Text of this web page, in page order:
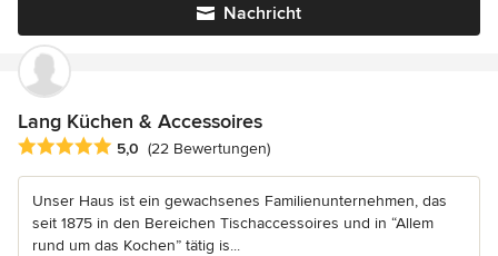
Nachricht
Lang Küchen & Accessoires
Durchschnittliche Bewertung: 5 von 5 Sternen
5,0 (22 Bewertungen)
Unser Haus ist ein gewachsenes Familienunternehmen, das
seit 1875 in den Bereichen Tischaccessoires und in “Allem
rund um das Kochen” tätig is...